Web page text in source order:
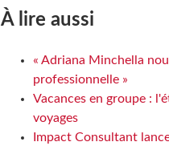
À lire aussi
« Adriana Minchella
professionnelle »
Vacances en groupe :
voyages
Impact Consultant